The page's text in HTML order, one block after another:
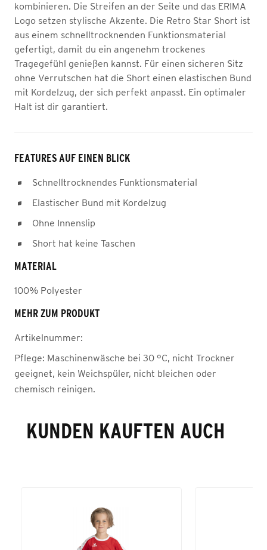
kombinieren. Die Streifen an der Seite und das ERIMA
Logo setzen stylische Akzente. Die Retro Star Short ist
aus einem schnelltrocknenden Funktionsmaterial
gefertigt, damit du ein angenehm trockenes
Tragegefühl genießen kannst. Für einen sicheren Sitz
ohne Verrutschen hat die Short einen elastischen Bund
mit Kordelzug, der sich perfekt anpasst. Ein optimaler
Halt ist dir garantiert.
FEATURES AUF EINEN BLICK
Schnelltrocknendes Funktionsmaterial
Elastischer Bund mit Kordelzug
Ohne Innenslip
Short hat keine Taschen
MATERIAL
100% Polyester
MEHR ZUM PRODUKT
Artikelnummer:
Pflege: Maschinenwäsche bei 30 °C, nicht Trockner
geeignet, kein Weichspüler, nicht bleichen oder
chemisch reinigen.
KUNDEN KAUFTEN AUCH